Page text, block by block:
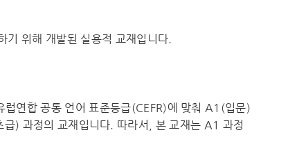
기 위해 개발된 실용적 교재입니다.
럽연합 공통 언어 표준등급(CEFR)에 맞춰 A1(입문)
) 과정의 교재입니다. 따라서, 본 교재는 A1 과정